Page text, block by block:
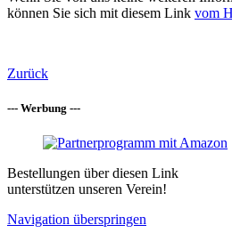
können Sie sich mit diesem Link vom
Zurück
--- Werbung ---
Bestellungen über diesen Link
unterstützen unseren Verein!
Navigation überspringen